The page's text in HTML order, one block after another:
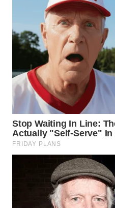
TAPANULI
SELATAN
WN
TANJUNG
LESUNG
WN
KARO
WN
SIMALUNGUN
LABUHANBATU